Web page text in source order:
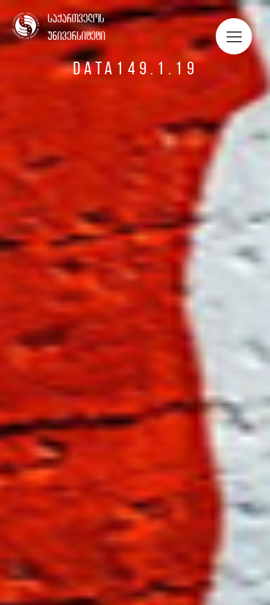
ᲡᲢᲣᲓᲔᲜᲢᲔᲑᲘᲡ ᲞᲝᲠᲢᲤᲝᲚᲘᲝ
საქართველოს
უნივერსიტეტი
DATA149.1.19